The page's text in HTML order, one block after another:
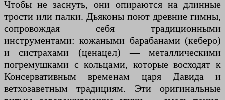
Чтобы не заснуть, они опираются на длинные
трости или палки. Дьяконы поют древние гимны,
сопровождая себя традиционными
инструментами: кожаными барабанами (кеберо)
и систрахами (ценацел) — металлическими
погремушками с кольцами, которые восходят к
Консервативным временам царя Давида и
ветхозаветным традициям. Эти оригинальные